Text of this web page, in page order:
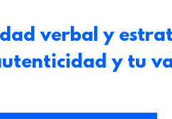
verbal y
y tu